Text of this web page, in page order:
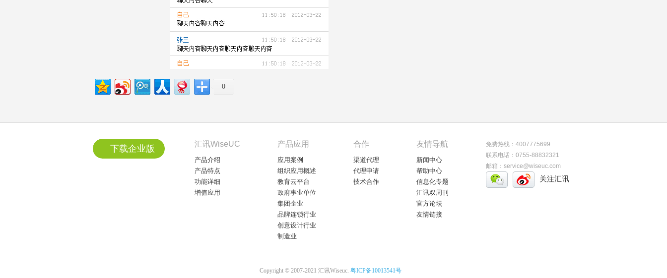
0
下载企业版 汇讯WiseUC
产品介绍
产品特点
功能详细
增值应用
产品应用
应用案例
组织应用概述
教育云平台
政府事业单位
集团企业
品牌连锁行业
创意设计行业
制造业
合作
渠道代理
代理申请
技术合作
友情导航
新闻中心
帮助中心
信息化专题
汇讯双周刊
官方论坛
友情链接
免费热线：4007775699
联系电话：0755-88832321
邮箱：service@wiseuc.com
关注汇讯
Copyright © 2007-2021 汇讯Wiseuc. 粤ICP备10013541号